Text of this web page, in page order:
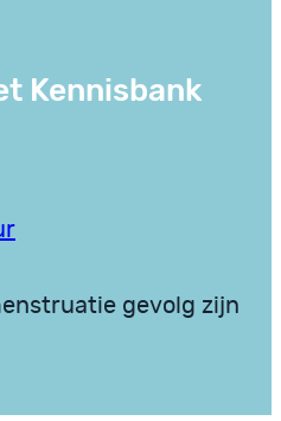
Kennisbank
gevolg zijn